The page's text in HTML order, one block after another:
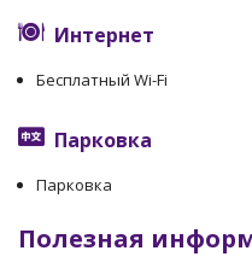
Интернет
Бесплатный Wi-Fi
Парковка
Парковка
Полезная